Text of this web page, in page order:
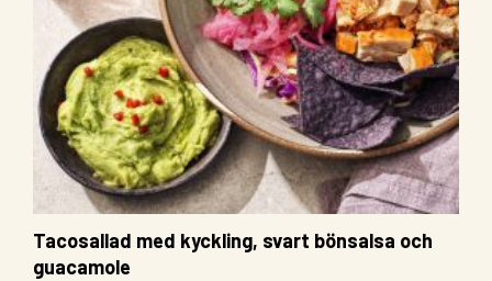
Tacosallad med kyckling, svart bönsalsa och
guacamole